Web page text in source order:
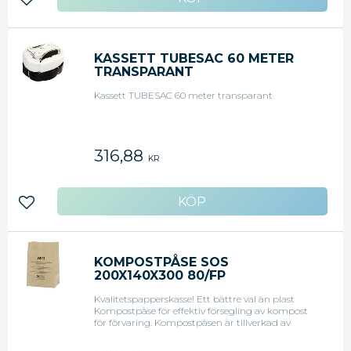
Lägg till i favoriter
KASSETT TUBESAC 60 METER
TRANSPARANT
Kassett TUBESAC 60 meter transparant
316,88 KR
Lägg till i favoriter
KOMPOSTPÅSE SOS
200X140X300 80/FP
Kvalitetspapperskasse! Ett bättre val än plast
Kompostpåse för effektiv försegling av kompost
för förvaring. Kompostpåsen är tillverkad av